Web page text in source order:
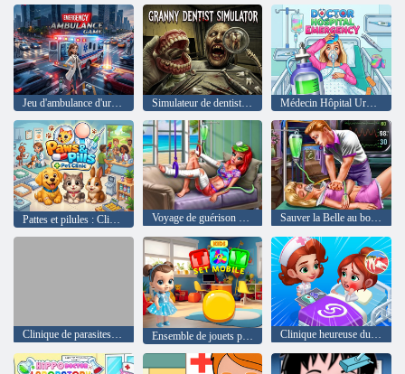
Jeu d'ambulance d'urgence Simulateur de dentiste grand-mère Médecin Hôpital Urgence
Voyage de guérison de la princesse en mer Sauver la Belle au bois dormant
Clinique de parasites d'oreille Ensemble de jouets pour enfants mobile Clinique heureuse du jeu d'hôpital